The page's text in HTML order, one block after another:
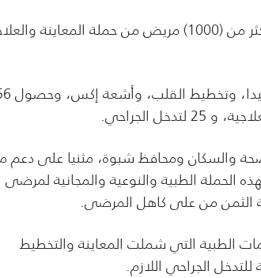
وأوضح مدير عام مؤسسة شبوة للتنمية ناصر مذيب بن مسلم بأنه استفاد أكثر من (1000) مريض من حملة المعاينة
وبين بن مسلم أن الحملة
والسكان ومحافظ شبوة، مثنيا على دعم
الحملة الطبية والنوعية والمجانية لمرضى
الثمن من على كاهل المرضى.
الطبية التي شملت المعاينة والتخطيط
الجراحي اللازم.